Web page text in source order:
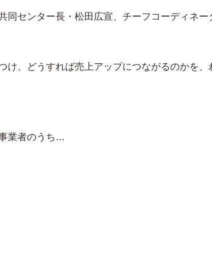
同センター長・松田広宣、チーフコーディネー
け、どうすれば売上アップにつながるのかを、
業者のうち…